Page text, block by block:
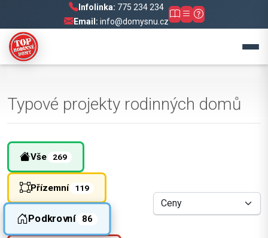
Infolinka: 775 234 234
Email: info@domysnu.cz
Typové projekty rodinných domů
Vše 269
Přízemní 119
Podkrovní 86